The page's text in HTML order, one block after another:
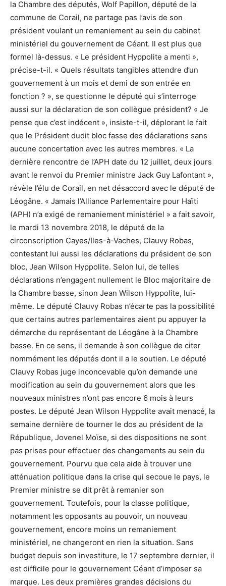
la Chambre des députés, Wolf Papillon, député de la
commune de Corail, ne partage pas l’avis de son
président voulant un remaniement au sein du cabinet
ministériel du gouvernement de Céant. Il est plus que
formel là-dessus. « Le président Hyppolite a menti »,
précise-t-il. « Quels résultats tangibles attendre d’un
gouvernement à un mois et demi de son entrée en
fonction ? », se questionne le député qui s’interroge
aussi sur la déclaration de son collègue président? « Je
pense que c’est indécent », insiste-t-il, déplorant le fait
que le Président dudit bloc fasse des déclarations sans
aucune concertation avec les autres membres. « La
dernière rencontre de l’APH date du 12 juillet, deux jours
avant le renvoi du Premier ministre Jack Guy Lafontant »,
révèle l’élu de Corail, en net désaccord avec le député de
Léogâne. « Jamais l’Alliance Parlementaire pour Haïti
(APH) n’a exigé de remaniement ministériel » a fait savoir,
le mardi 13 novembre 2018, le député de la
circonscription Cayes/Iles-à-Vaches, Clauvy Robas,
contestant lui aussi les déclarations du président de son
bloc, Jean Wilson Hyppolite. Selon lui, de telles
déclarations n’engagent nullement le Bloc majoritaire de
la Chambre basse, sinon Jean Wilson Hyppolite, lui-
même. Le député Clauvy Robas n’écarte pas la possibilité
que certains autres parlementaires aient pu appuyer la
démarche du représentant de Léogâne à la Chambre
basse. En ce sens, il demande à son collègue de citer
nommément les députés dont il a le soutien. Le député
Clauvy Robas juge inconcevable qu’on demande une
modification au sein du gouvernement alors que les
nouveaux ministres n’ont pas encore 6 mois à leurs
postes. Le député Jean Wilson Hyppolite avait menacé, la
semaine dernière de tourner le dos au président de la
République, Jovenel Moïse, si des dispositions ne sont
pas prises pour effectuer des changements au sein du
gouvernement. Pourvu que cela aide à trouver une
atténuation politique dans la crise qui secoue le pays, le
Premier ministre se dit prêt à remanier son
gouvernement. Toutefois, pour la classe politique,
notamment les opposants au pouvoir, un nouveau
gouvernement, encore moins un remaniement
ministériel, ne changeront en rien la situation. Sans
budget depuis son investiture, le 17 septembre dernier, il
est difficile pour le gouvernement Céant d’imposer sa
marque. Les deux premières grandes décisions du